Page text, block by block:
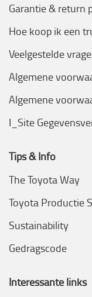
Garantie & return
Hoe koop ik een
Veelgestelde
Algemene
Algemene
I_Site
Tips & Info
The Toyota Way
Toyota Productie
Sustainability
Gedragscode
Interessante links